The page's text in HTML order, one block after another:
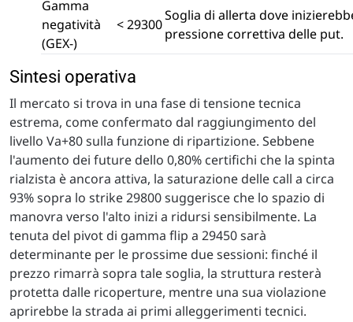
Gamma
negatività
(GEX-)
< 29300
Soglia di allerta dove
pressione correttiva delle put.
Sintesi operativa
Il mercato si trova in una fase di tensione tecnica
estrema, come confermato dal raggiungimento del
livello Va+80 sulla funzione di ripartizione. Sebbene
l'aumento dei future dello 0,80% certifichi che la spinta
rialzista è ancora attiva, la saturazione delle call a circa
93% sopra lo strike 29800 suggerisce che lo spazio di
manovra verso l'alto inizi a ridursi sensibilmente. La
tenuta del pivot di gamma flip a 29450 sarà
determinante per le prossime due sessioni: finché il
prezzo rimarrà sopra tale soglia, la struttura resterà
protetta dalle ricoperture, mentre una sua violazione
aprirebbe la strada ai primi alleggerimenti tecnici.